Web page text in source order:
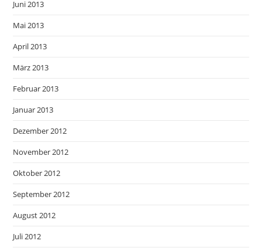
Juni 2013
Mai 2013
April 2013
März 2013
Februar 2013
Januar 2013
Dezember 2012
November 2012
Oktober 2012
September 2012
August 2012
Juli 2012